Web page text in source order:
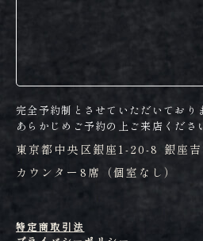
完全予約制とさせていただいており
あらかじめご予約の上ご来店くださ
東京都中央区銀座1-20-8 銀座
カウンター8席（個室なし）
特定商取引法